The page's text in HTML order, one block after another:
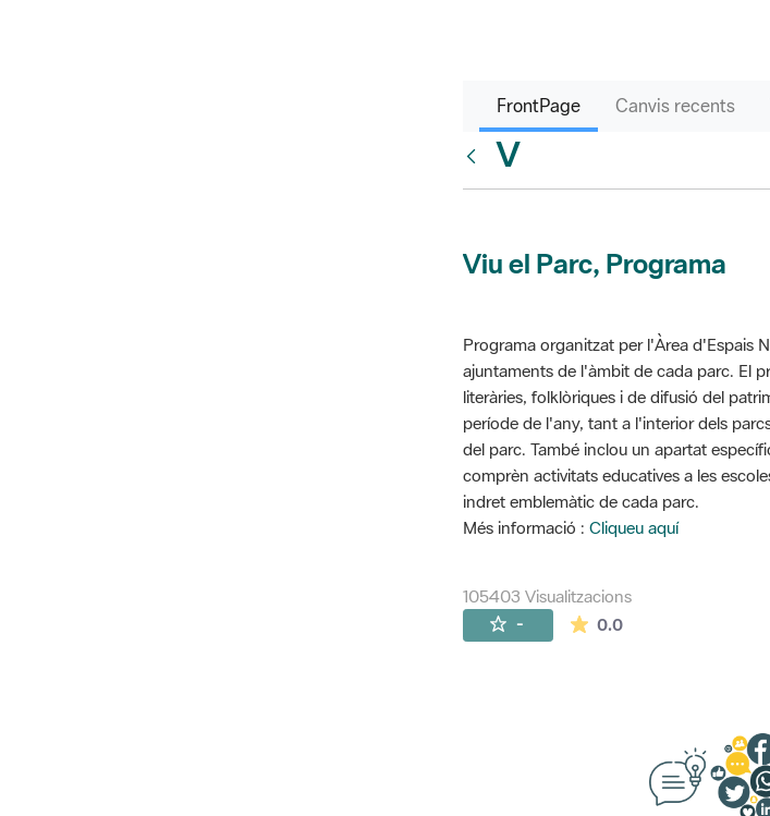
FrontPage Canvis recents
V
Viu el Parc, Programa
Programa organitzat per l'Àrea d'Espais
ajuntaments de l'àmbit de cada parc. El
literàries, folklòriques i de difusió del
període de l'any, tant a l'interior dels
del parc. També inclou un apartat
comprèn activitats educatives a les
indret emblemàtic de cada parc.
Més informació : Cliqueu aquí
105403 Visualitzacions
- 0.0La mitjana de les